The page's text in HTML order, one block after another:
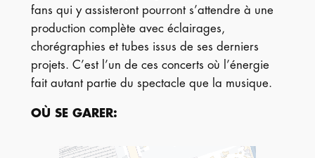
fans qui y assisteront pourront s’attendre à une
production complète avec éclairages,
chorégraphies et tubes issus de ses derniers
projets. C’est l’un de ces concerts où l’énergie
fait autant partie du spectacle que la musique.
OÙ SE GARER: